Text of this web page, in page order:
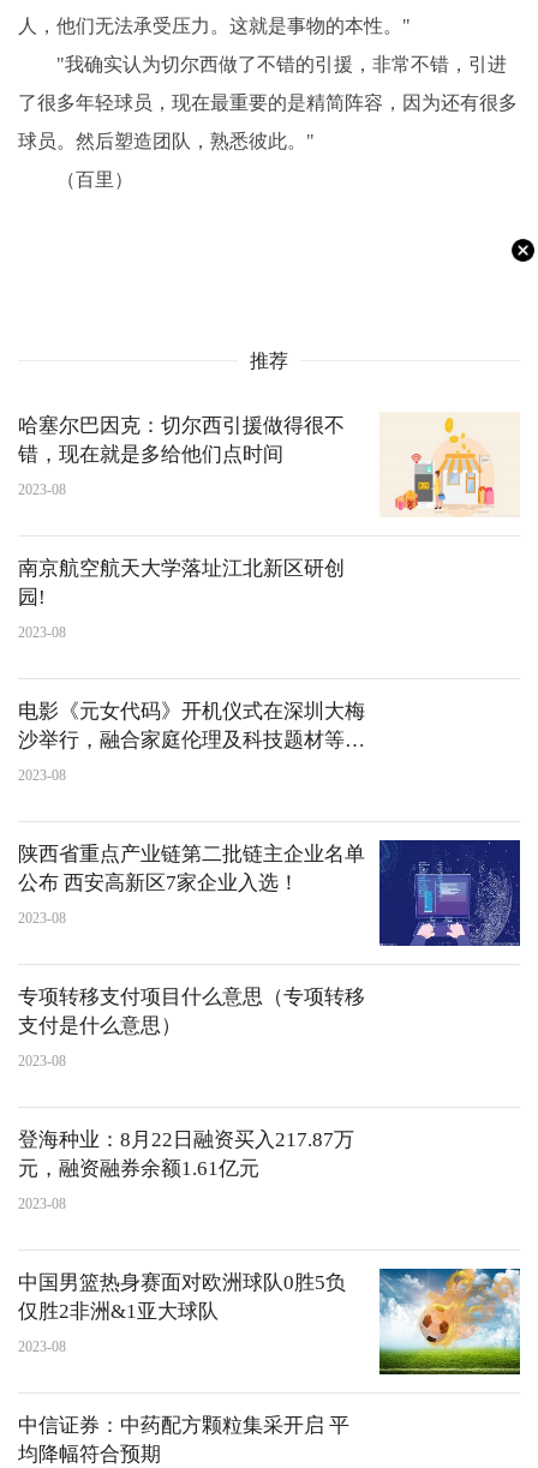
人，他们无法承受压力。这就是事物的本性。"
"我确实认为切尔西做了不错的引援，非常不错，引进
了很多年轻球员，现在最重要的是精简阵容，因为还有很多
球员。然后塑造团队，熟悉彼此。"
（百里）
推荐
哈塞尔巴因克：切尔西引援做得很不
错，现在就是多给他们点时间
2023-08
南京航空航天大学落址江北新区研创
园!
2023-08
电影《元女代码》开机仪式在深圳大梅
沙举行，融合家庭伦理及科技题材等元
素
2023-08
陕西省重点产业链第二批链主企业名单
公布 西安高新区7家企业入选！
2023-08
专项转移支付项目什么意思（专项转移
支付是什么意思）
2023-08
登海种业：8月22日融资买入217.87万
元，融资融券余额1.61亿元
2023-08
中国男篮热身赛面对欧洲球队0胜5负
仅胜2非洲&1亚大球队
2023-08
中信证券：中药配方颗粒集采开启 平
均降幅符合预期